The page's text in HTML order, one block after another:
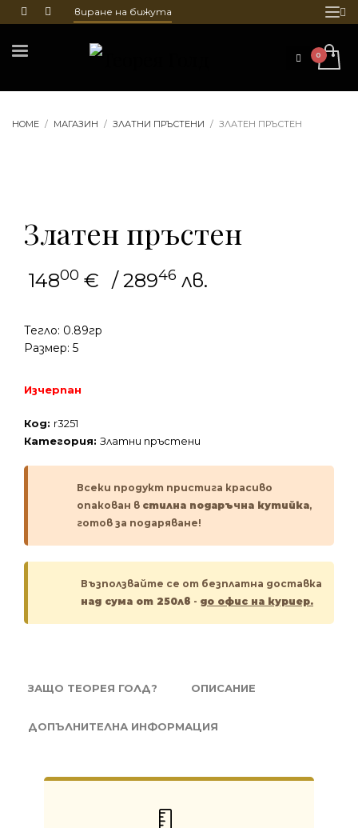
и гравиране на бижута
HOME МАГАЗИН ЗЛАТНИ ПРЪСТЕНИ ЗЛАТЕН ПРЪСТЕН
Златен пръстен
14800 € / 28946 лв.
Тегло: 0.89гр
Размер: 5
Изчерпан
Код: r3251
Категория: Златни пръстени
Всеки продукт пристига красиво
опакован в стилна подаръчна кутийка,
готов за подаряване!
Възползвайте се от безплатна доставка
над сума от 250лв - до офис на куриер.
ЗАЩО ТЕОРЕЯ ГОЛД? ОПИСАНИЕ
ДОПЪЛНИТЕЛНА ИНФОРМАЦИЯ